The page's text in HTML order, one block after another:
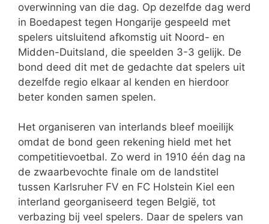
overwinning van die dag. Op dezelfde dag werd
in Boedapest tegen Hongarije gespeeld met
spelers uitsluitend afkomstig uit Noord- en
Midden-Duitsland, die speelden 3-3 gelijk. De
bond deed dit met de gedachte dat spelers uit
dezelfde regio elkaar al kenden en hierdoor
beter konden samen spelen.
Het organiseren van interlands bleef moeilijk
omdat de bond geen rekening hield met het
competitievoetbal. Zo werd in 1910 één dag na
de zwaarbevochte finale om de landstitel
tussen Karlsruher FV en FC Holstein Kiel een
interland georganiseerd tegen België, tot
verbazing bij veel spelers. Daar de spelers van